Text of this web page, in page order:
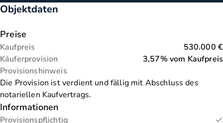
Objektdaten
Preise
Kaufpreis
530.000 €
Käuferprovision
3,57% vom Kaufpreis
Provisionshinweis
Die Provision ist verdient und fällig mit Abschluss des
notariellen Kaufvertrags.
Informationen
Provisionspflichtig